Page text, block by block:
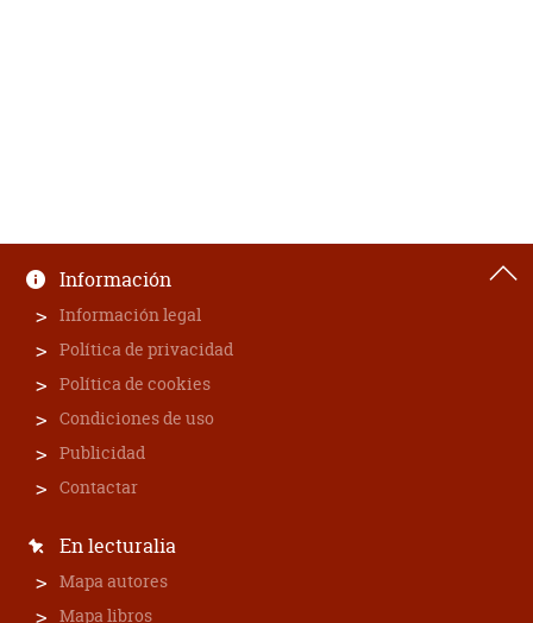
Información
Información legal
Política de privacidad
Política de cookies
Condiciones de uso
Publicidad
Contactar
En lecturalia
Mapa autores
Mapa libros